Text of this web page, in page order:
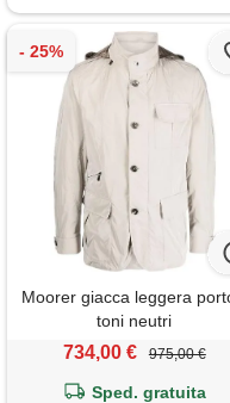
Moorer giacca leggera
toni neutri
734,00 € 975,00 €
Sped. gratuita